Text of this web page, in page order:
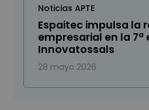
Noticias APTE
Espaitec impulsa la
empresarial en la 7ª
Innovatossals
28 mayo 2026